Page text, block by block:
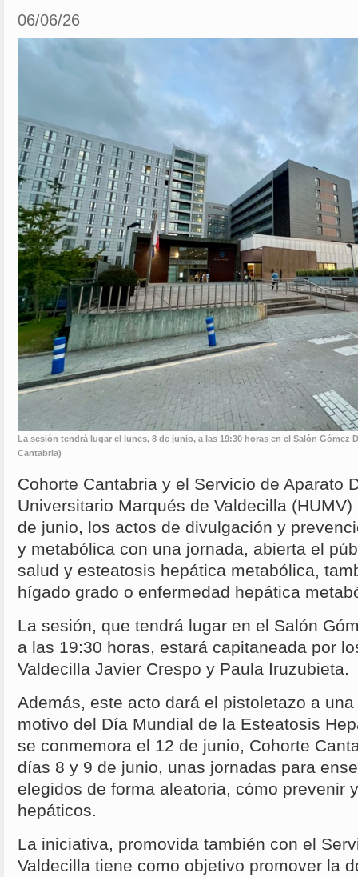
06/06/26
La sesión tendrá lugar el lunes, 8 de junio, a las 19:30 horas en el Salón Gómez
Cantabria)
Cohorte Cantabria y el Servicio de Aparato
Universitario Marqués de Valdecilla
de junio, los actos de divulgación y
y metabólica con una jornada, abierta el
salud y esteatosis hepática metabólica,
hígado grado o enfermedad hepática
La sesión, que tendrá lugar en el Salón
a las 19:30 horas, estará capitaneada por
Valdecilla Javier Crespo y Paula Iruzubieta.
Además, este acto dará el pistoletazo a
motivo del Día Mundial de la Esteatosis
se conmemora el 12 de junio, Cohorte
días 8 y 9 de junio, unas jornadas para
elegidos de forma aleatoria, cómo prevenir
hepáticos.
La iniciativa, promovida también con el
Valdecilla tiene como objetivo promover la